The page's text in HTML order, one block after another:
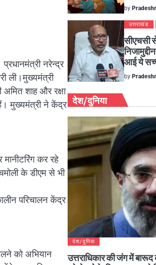
नरेन्द्र
ली।मुख्यमंत्री
शाह और रक्षा
मुख्यमंत्री ने केंद्र
कर रहे
के डीएम से भी
परिचालन केंद्र
को अभियान
by
उत्तराखंड
सीएचसी
आई ये
by
देश/दुनिया
देश/दुनिया
उत्तराधिकार की जंग में